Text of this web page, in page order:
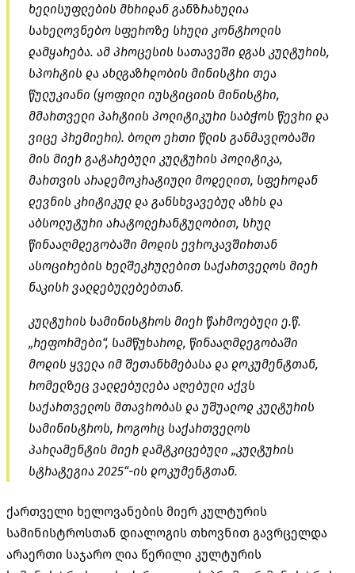
ხელისუფლების მხრიდან განზრახულია
სახელოვნებო სფეროზე სრული კონტროლის
დამყარება. ამ პროცესის სათავეში დგას კულტურის,
სპორტის და ახლგაზრდობის მინისტრი თეა
წულუკიანი (ყოფილი იუსტიციის მინისტრი,
მმართველი პარტიის პოლიტიკური საბჭოს წევრი და
ვიცე პრემიერი). ბოლო ერთი წლის განმავლობაში
მის მიერ გატარებული კულტურის პოლიტიკა,
მართვის არადემოკრატიული მოდელით, სფეროდან
დევნის კრიტიკულ და განსხვავებულ აზრს და
აბსოლუტური არატოლერანტულობით, სრულ
წინააღმდეგობაში მოდის ევროკავშირთან
ასოცირების ხელშეკრულებით საქართველოს მიერ
ნაკისრ ვალდებულებებთან.
კულტურის სამინისტროს მიერ წარმოებული ე.წ.
„რეფორმები“, სამწუხაროდ, წინააღმდეგობაში
მოდის ყველა იმ შეთანხმებასა და დოკუმენტთან,
რომელზეც ვალდებულება აღებული აქვს
საქართველოს მთავრობას და უშუალოდ კულტურის
სამინისტროს, როგორც საქართველოს
პარლამენტის მიერ დამტკიცებული „კულტურის
სტრატეგია 2025“-ის დოკუმენტთან.
ქართველი ხელოვანების მიერ კულტურის
სამინისტროსთან დიალოგის თხოვნით გავრცელდა
არაერთი საჯარო ღია წერილი კულტურის